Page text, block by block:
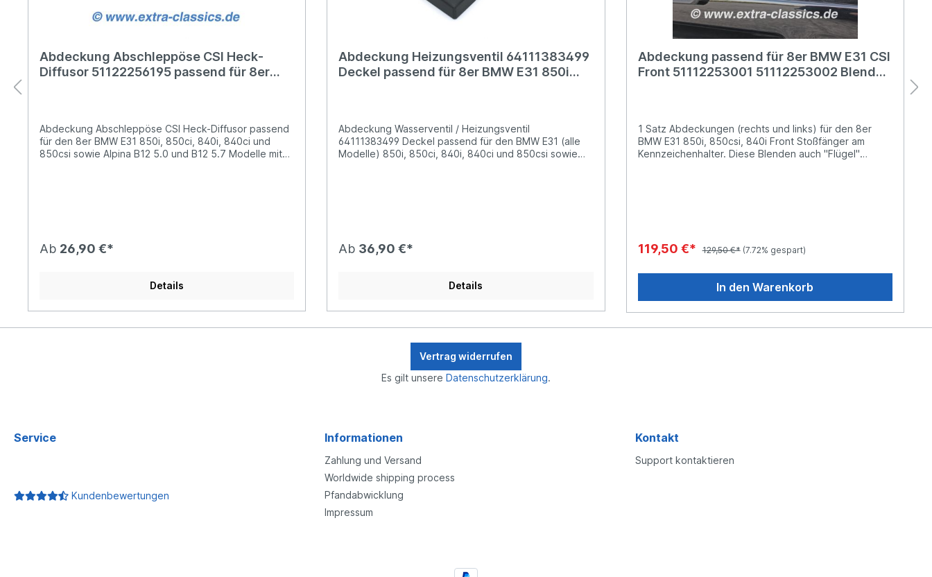
Abdeckung Abschleppöse CSI Heck-
Diffusor 51122256195 passend für 8er
Abdeckung Abschleppöse CSI Heck-Diffusor passend
für den 8er BMW E31 850i, 850ci, 840i, 840ci und
850csi sowie Alpina B12 5.0 und B12 5.7 Modelle mit
Abdeckung im montierten Zustand am Heckdiffusor zu
maßlich durch die Lackierung beeinträchtigt wird. An
den Raststellen ist die Lackierung (sowohl am
Halteclips zu vermeiden.Vergleichsnummern:BMW
Ab 26,90 €*
Details
Abdeckung Heizungsventil 64111383499
Deckel passend für 8er BMW E31 850i
Abdeckung Wasserventil / Heizungsventil
64111383499 Deckel passend für den BMW E31 (alle
Modelle) 850i, 850ci, 840i, 840ci und 850csi sowie
Ab 36,90 €*
Details
Abdeckung passend für 8er BMW E31 CSI
Front 51112253001 51112253002 Blende
1 Satz Abdeckungen (rechts und links) für den 8er
BMW E31 850i, 850csi, 840i Front Stoßfänger am
Kennzeichenhalter. Diese Blenden auch "Flügel"
119,50 €* 129,50 €* (7.72% gespart)
In den Warenkorb
Vertrag widerrufen
Es gilt unsere Datenschutzerklärung.
Service
Kundenbewertungen
Informationen
Zahlung und Versand
Worldwide shipping process
Pfandabwicklung
Impressum
Kontakt
Support kontaktieren